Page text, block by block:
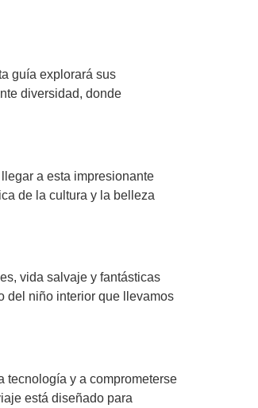
guía explorará sus
diversidad, donde
a esta impresionante
de la cultura y la belleza
vida salvaje y fantásticas
del niño interior que llevamos
tecnología y a comprometerse
está diseñado para